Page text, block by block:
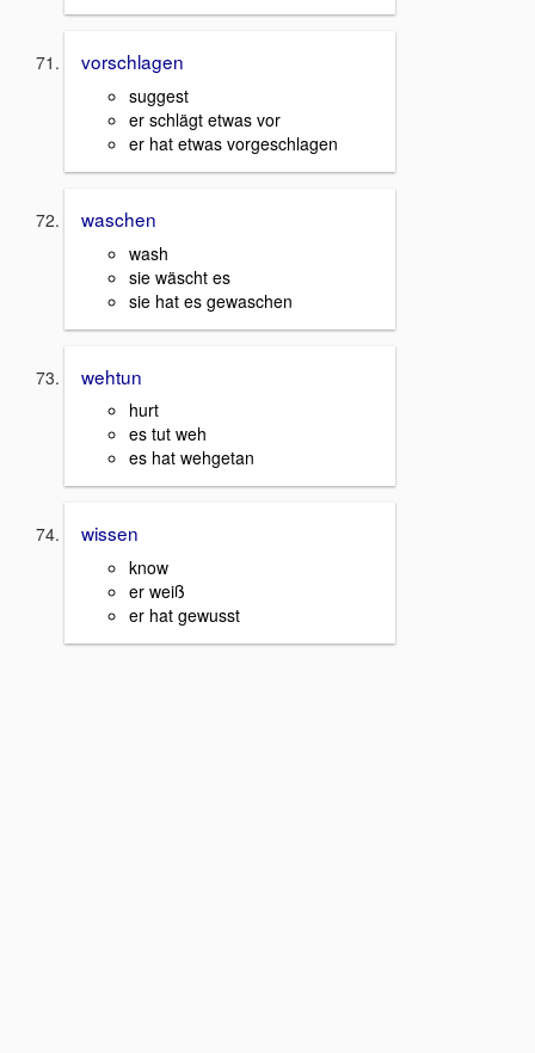
vorschlagen
suggest
er schlägt etwas vor
er hat etwas vorgeschlagen
waschen
wash
sie wäscht es
sie hat es gewaschen
wehtun
hurt
es tut weh
es hat wehgetan
wissen
know
er weiß
er hat gewusst